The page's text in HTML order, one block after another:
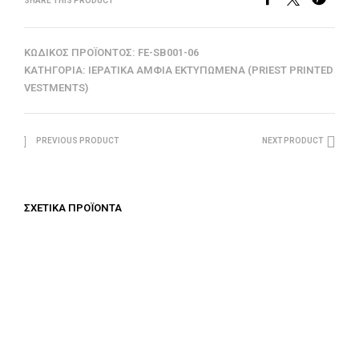
ΚΩΔΙΚΌΣ ΠΡΟΪΌΝΤΟΣ: FE-SB001-06
ΚΑΤΗΓΟΡΊΑ: ΙΕΡΑΤΙΚΆ ΆΜΦΙΑ ΕΚΤΥΠΩΜΈΝΑ (PRIEST PRINTED
VESTMENTS)
PREVIOUS PRODUCT NEXT PRODUCT
ΣΧΕΤΙΚΆ ΠΡΟΪΌΝΤΑ